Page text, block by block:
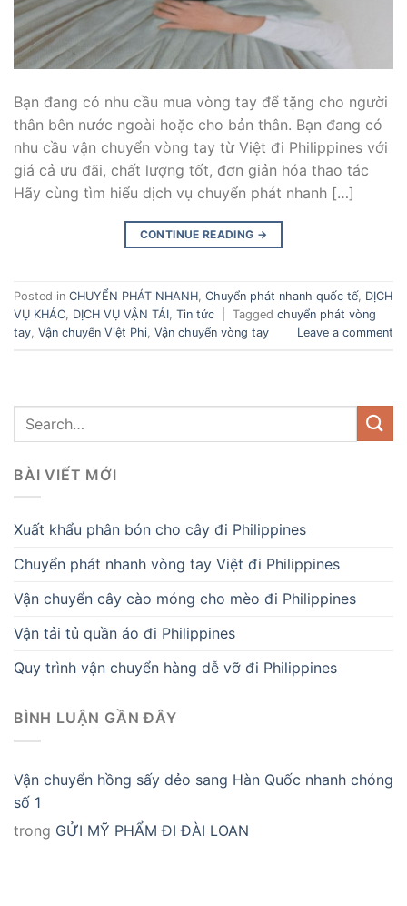
Bạn đang có nhu cầu mua vòng tay để tặng cho người
thân bên nước ngoài hoặc cho bản thân. Bạn đang có
nhu cầu vận chuyển vòng tay từ Việt đi Philippines với
giá cả ưu đãi, chất lượng tốt, đơn giản hóa thao tác
Hãy cùng tìm hiểu dịch vụ chuyển phát nhanh […]
CONTINUE READING →
Posted in CHUYỂN PHÁT NHANH Chuyển phát nhanh quốc tế DỊCH
VỤ KHÁC DỊCH VỤ VẬN TẢI Tin tức Tagged chuyển phát vòng
tay Vận chuyển Việt Phi Vận chuyển vòng tay Leave a comment
BÀI VIẾT MỚI
Xuất khẩu phân bón cho cây đi Philippines
Chuyển phát nhanh vòng tay Việt đi Philippines
Vận chuyển cây cào móng cho mèo đi Philippines
Vận tải tủ quần áo đi Philippines
Quy trình vận chuyển hàng dễ vỡ đi Philippines
BÌNH LUẬN GẦN ĐÂY
Vận chuyển hồng sấy dẻo sang Hàn Quốc nhanh chóng
số 1
trong GỬI MỸ PHẨM ĐI ĐÀI LOAN